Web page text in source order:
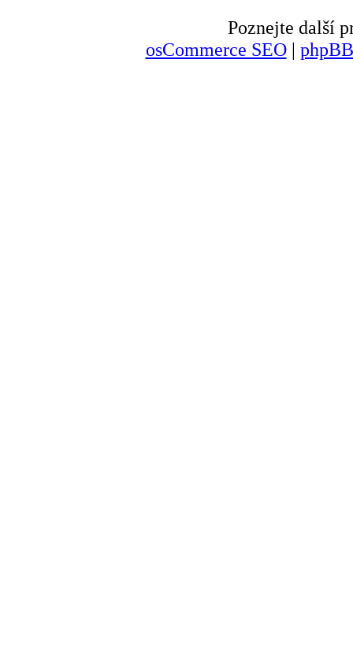
Poznejte další
osCommerce SEO|